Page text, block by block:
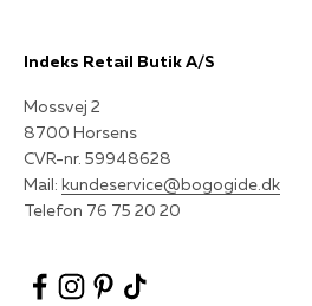
Indeks Retail Butik A/S
Mossvej 2
8700 Horsens
CVR-nr. 59948628
Mail: kundeservice@bogogide.dk
Telefon 76 75 20 20